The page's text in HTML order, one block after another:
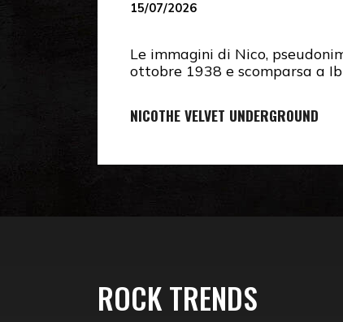
15/07/2026
Le immagini di Nico,
ottobre 1938 e scomparsa a
NICOTHE VELVET UNDERGROUND
ROCK TRENDS